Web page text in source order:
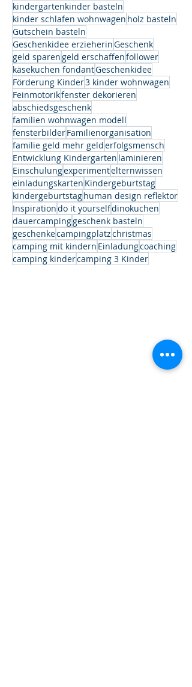
kindergartenkinder basteln
kinder schlafen wohnwagen holz basteln
Gutschein basteln
Geschenkidee erzieherinGeschenk
geld sparengeld erschaffenfollower
käsekuchen fondantGeschenkidee
Förderung Kinder3 kinder wohnwagen
Feinmotorikfenster dekorieren
abschiedsgeschenk
familien wohnwagen modell
fensterbilderFamilienorganisation
familie geld mehr gelderfolgsmensch
Entwicklung Kindergarten laminieren
Einschulungexperimentelternwissen
einladungskarten Kindergeburtstag
kindergeburtstaghuman design reflektor
Inspirationdo it yourselfdinokuchen
dauercampinggeschenk basteln
geschenkecampingplatzchristmas
camping mit kindern Einladungcoaching
camping kindercamping 3 Kinder